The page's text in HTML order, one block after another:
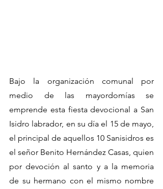
Bajo la organización comunal por
medio de las mayordomías se
emprende esta fiesta devocional a San
Isidro labrador, en su día el 15 de mayo,
el principal de aquellos 10 Sanisidros es
el señor Benito Hernández Casas, quien
por devoción al santo y a la memoria
de su hermano con el mismo nombre